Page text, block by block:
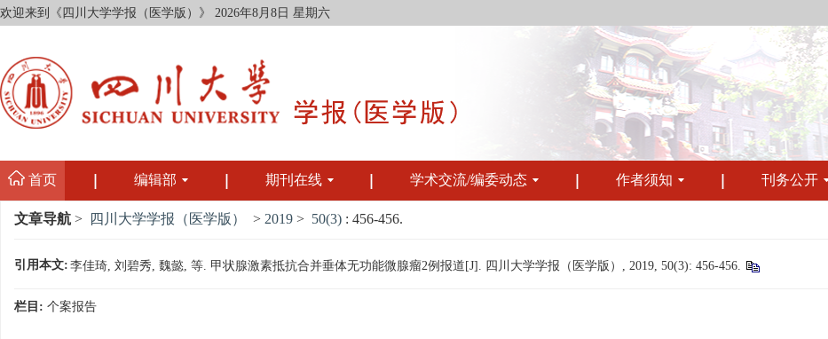
欢迎来到《四川大学学报（医学版）》 2026年8月8日 星期六
首页 编辑部 期刊在线 学术交流/编委动态 作者须知 刊务公开
文章导航 > 四川大学学报（医学版） > 2019 > 50(3) : 456-456.
引用本文:李佳琦, 刘碧秀, 魏懿, 等. 甲状腺激素抵抗合并垂体无功能微腺瘤2例报道[J]. 四川大学学报（医学版）, 2019, 50(3): 456-456.
栏目: 个案报告